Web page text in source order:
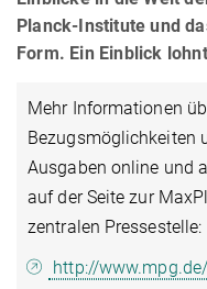
Planck-Institute und
Form. Ein Einblick
Mehr Informationen
Bezugsmöglichkeiten
Ausgaben online und
auf der Seite zur
zentralen Pressestelle:
http://